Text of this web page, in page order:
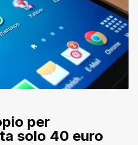
per
solo 40 euro